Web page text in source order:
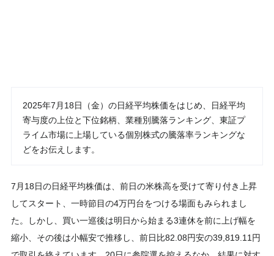
2025年7月18日（金）の日経平均株価をはじめ、日経平均
寄与度の上位と下位銘柄、業種別騰落ランキング、東証プ
ライム市場に上場している個別株式の騰落率ランキングな
どをお伝えします。
7月18日の日経平均株価は、前日の米株高を受けて寄り付き上昇
してスタート、一時節目の4万円台をつける場面もみられまし
た。しかし、買い一巡後は明日から始まる3連休を前に上げ幅を
縮小、その後は小幅安で推移し、前日比82.08円安の39,819.11円